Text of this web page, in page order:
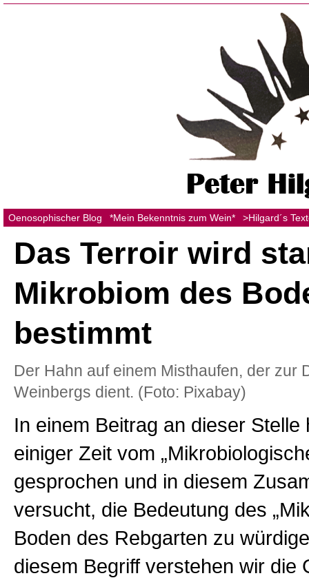
Oenosophischer Blog *Mein Bekenntnis zum Wein* >Hilgard´s
Das Terroir wird
Mikrobiom des
bestimmt
Der Hahn auf einem Misthaufen, der zur
Weinbergs dient. (Foto: Pixabay)
In einem Beitrag an dieser Stelle
einiger Zeit vom
gesprochen und in diesem
versucht, die Bedeutung des
Boden des Rebgarten zu
diesem Begriff verstehen wir die